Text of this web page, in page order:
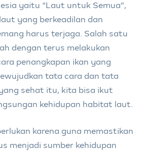
yaitu “Laut untuk Semua”,
yang berkeadilan dan
harus terjaga. Salah satu
dengan terus melakukan
penangkapan ikan yang
tata cara dan tata
sehat itu, kita bisa ikut
kehidupan habitat laut.
karena guna memastikan
menjadi sumber kehidupan